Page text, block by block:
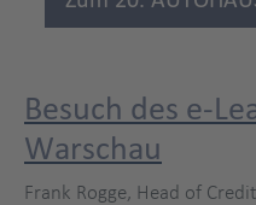
Besuch des e-
Warschau
Frank Rogge, Head of